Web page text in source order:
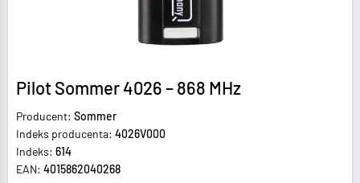
Pilot Sommer 4026 – 868 MHz
Producent: Sommer
Indeks producenta: 4026V000
Indeks: 614
EAN: 4015862040268